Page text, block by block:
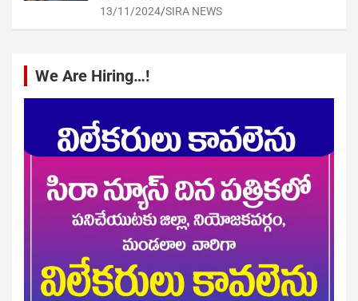
13/11/2024 SIRA NEWS
We Are Hiring…!